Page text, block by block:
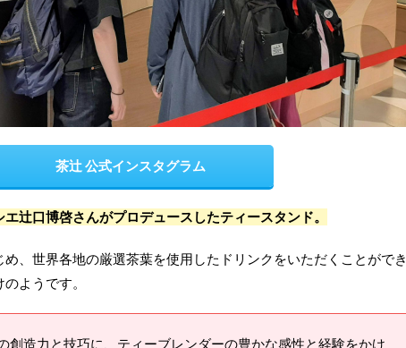
茶辻 公式インスタグラム
エ辻口博啓さんがプロデュースしたティースタンド。
め、世界各地の厳選茶葉を使用したドリンクをいただくことができ
ようです。
創造力と技巧に、ティーブレンダーの豊かな感性と経験をかけ